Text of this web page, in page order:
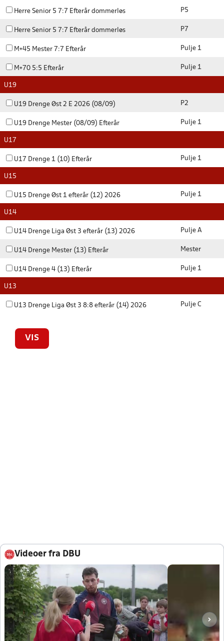
Herre Senior 5 7:7 Efterår dommerløs P5
Herre Senior 5 7:7 Efterår dommerløs P7
M+45 Mester 7:7 Efterår Pulje 1
M+70 5:5 Efterår Pulje 1
U19
U19 Drenge Øst 2 E 2026 (08/09) P2
U19 Drenge Mester (08/09) Efterår Pulje 1
U17
U17 Drenge 1 (10) Efterår Pulje 1
U15
U15 Drenge Øst 1 efterår (12) 2026 Pulje 1
U14
U14 Drenge Liga Øst 3 efterår (13) 2026 Pulje A
U14 Drenge Mester (13) Efterår Mester
U14 Drenge 4 (13) Efterår Pulje 1
U13
U13 Drenge Liga Øst 3 8:8 efterår (14) 2026 Pulje C
VIS
Videoer fra DBU